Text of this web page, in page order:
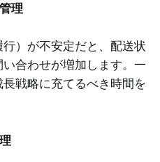
理
）が不安定だと、配送状
合わせが増加します。一
戦略に充てるべき時間を